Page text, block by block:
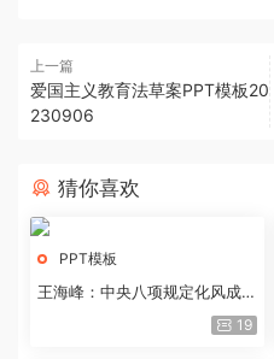
上一篇
爱国主义教育法草案PPT模板20
230906
猜你喜欢
PPT模板
王海峰：中央八项规定化风成俗
19